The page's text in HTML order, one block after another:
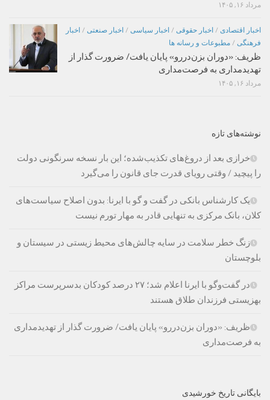
مرداد ۱۶, ۱۴۰۵
اخبار اقتصادی / اخبار حقوقی / اخبار سیاسی / اخبار صنعتی / اخبار
فرهنگی / مطبوعات و رسانه ها
ظریف: «دوران بزن‌دررو» پایان یافت/ ضرورت گذار از
تهدیدمداری به فرصت‌مداری
مرداد ۱۶, ۱۴۰۵
نوشته‌های تازه
خرازی بعد از دروغ‌های تکذیب‌شده؛ این بار نسخه سرنگونی دولت
را پیچید / وقتی رویای قدرت جای قانون را می‌گیرد
یک کارشناس بانکی در گفت و گو با ایرنا: بدون اصلاح سیاست‌های
کلان، بانک مرکزی به تنهایی قادر به مهار تورم نیست
زنگ خطر سلامت در سایه چالش‌های محیط زیستی در سیستان و
بلوچستان
در گفت‌وگو با ایرنا اعلام شد؛ ۲۷ درصد کودکان بدسرپرست مراکز
بهزیستی فرزندان طلاق هستند
ظریف: «دوران بزن‌دررو» پایان یافت/ ضرورت گذار از تهدیدمداری
به فرصت‌مداری
بایگانی تاریخ خورشیدی